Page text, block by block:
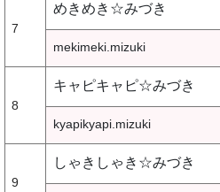
7
めきめき☆みづき
mekimeki.mizuki
8
キャピキャピ☆みづき
kyapikyapi.mizuki
9
しゃきしゃき☆みづき